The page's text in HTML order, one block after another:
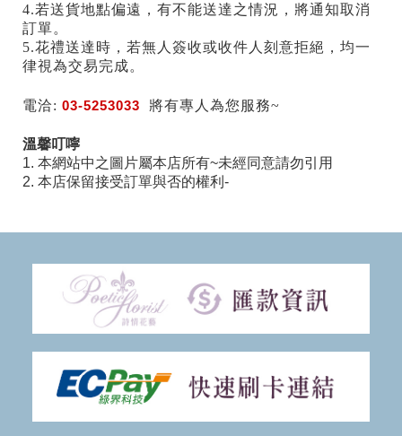
4.若送貨地點偏遠，有不能送達之情況，將通知取消
訂單。
5.花禮送達時，若無人簽收或收件人刻意拒絕，均一
律視為交易完成。
電洽:03-5253033 將有專人為您服務~
溫馨叮嚀
1. 本網站中之圖片屬本店所有~未經同意請勿引用
2. 本店保留接受訂單與否的權利-